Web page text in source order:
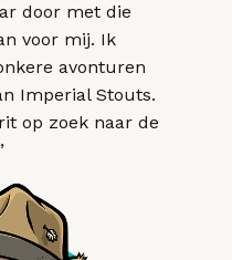
door met die
voor mij. Ik
avonturen
Imperial Stouts.
op zoek naar de